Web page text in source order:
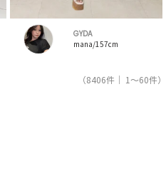
GYDA
mana/157cm
（8406件｜ 1～60件）